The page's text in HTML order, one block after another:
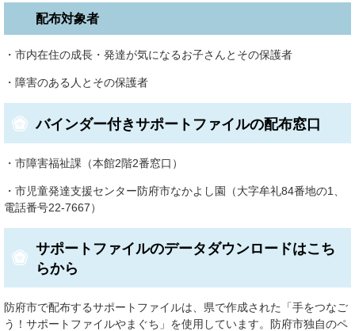
配布対象者
・市内在住の成長・発達が気になるお子さんとその保護者
・障害のある人とその保護者
バインダー付きサポートファイルの配布窓口
・市障害福祉課（本館2階2番窓口）
・市児童発達支援センター防府市なかよし園（大字牟礼84番地の1、
電話番号22-7667）
サポートファイルのデータダウンロードはこち
らから
防府市で配布するサポートファイルは、県で作成された「手をつなご
う！サポートファイルやまぐち」を使用しています。防府市独自のペ